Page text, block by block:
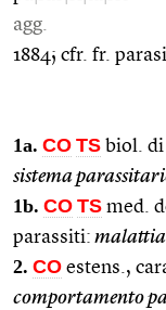
agg.
1884; cfr. fr.
1a. CO TS biol. di
sistema
1b. CO TS med.
parassiti:
2. CO estens.,
comportamento